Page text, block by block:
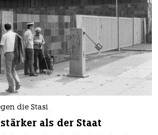
die Stasi
als der Staat